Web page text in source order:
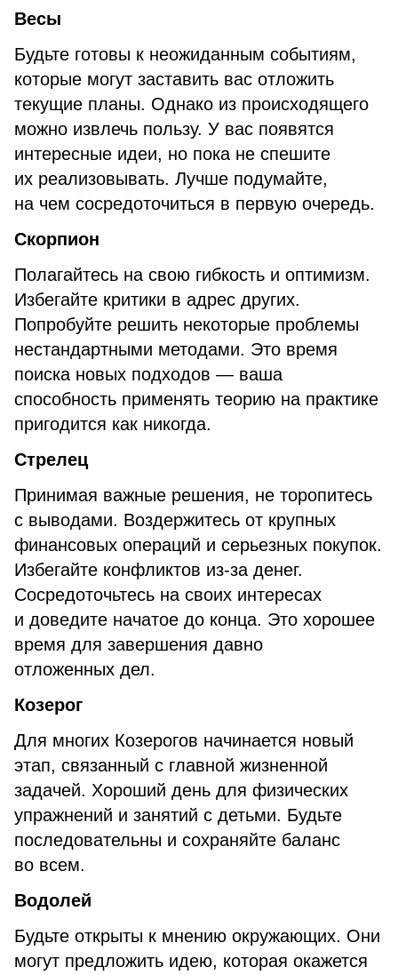
Весы
Будьте готовы к неожиданным событиям,
которые могут заставить вас отложить
текущие планы. Однако из происходящего
можно извлечь пользу. У вас появятся
интересные идеи, но пока не спешите
их реализовывать. Лучше подумайте,
на чем сосредоточиться в первую очередь.
Скорпион
Полагайтесь на свою гибкость и оптимизм.
Избегайте критики в адрес других.
Попробуйте решить некоторые проблемы
нестандартными методами. Это время
поиска новых подходов — ваша
способность применять теорию на практике
пригодится как никогда.
Стрелец
Принимая важные решения, не торопитесь
с выводами. Воздержитесь от крупных
финансовых операций и серьезных покупок.
Избегайте конфликтов из-за денег.
Сосредоточьтесь на своих интересах
и доведите начатое до конца. Это хорошее
время для завершения давно
отложенных дел.
Козерог
Для многих Козерогов начинается новый
этап, связанный с главной жизненной
задачей. Хороший день для физических
упражнений и занятий с детьми. Будьте
последовательны и сохраняйте баланс
во всем.
Водолей
Будьте открыты к мнению окружающих. Они
могут предложить идею, которая окажется